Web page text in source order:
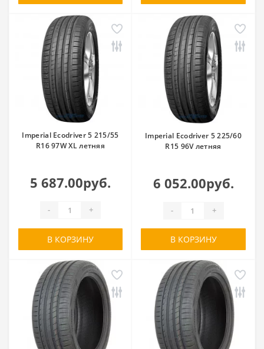
Imperial Ecodriver 5 215/55
R16 97W XL летняя
5 687.00руб.
- +
В КОРЗИНУ
Imperial Ecodriver 5 225/60
R15 96V летняя
6 052.00руб.
- +
В КОРЗИНУ